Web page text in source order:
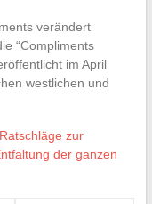
verändert
“Compliments
im April
westlichen und
zur
der ganzen